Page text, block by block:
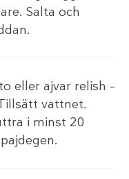
Salta och
eller ajvar relish –
vattnet.
i minst 20